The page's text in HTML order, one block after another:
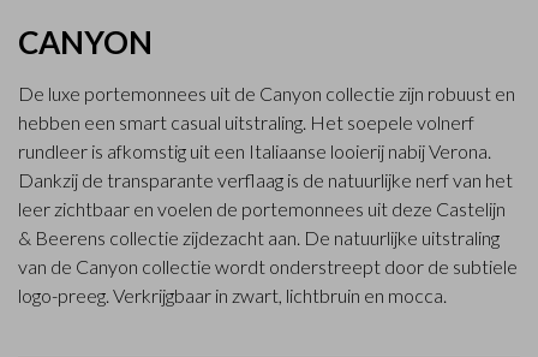
CANYON
De luxe portemonnees uit de Canyon collectie zijn robuust en
hebben een smart casual uitstraling. Het soepele volnerf
rundleer is afkomstig uit een Italiaanse looierij nabij Verona.
Dankzij de transparante verflaag is de natuurlijke nerf van het
leer zichtbaar en voelen de portemonnees uit deze Castelijn
& Beerens collectie zijdezacht aan. De natuurlijke uitstraling
van de Canyon collectie wordt onderstreept door de subtiele
logo-preeg. Verkrijgbaar in zwart, lichtbruin en mocca.